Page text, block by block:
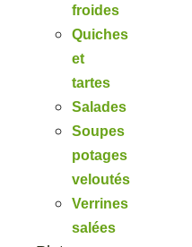
froides
Quiches
et
tartes
Salades
Soupes
potages
veloutés
Verrines
salées